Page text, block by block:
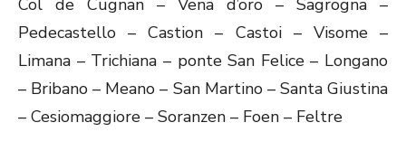
Col de Cugnan – Vena d’oro – Sagrogna –
Pedecastello – Castion – Castoi – Visome –
Limana – Trichiana – ponte San Felice – Longano
– Bribano – Meano – San Martino – Santa Giustina
– Cesiomaggiore – Soranzen – Foen – Feltre